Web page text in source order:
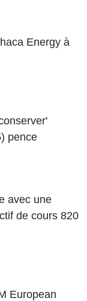
Energy à
pence
avec une
de cours 820
European